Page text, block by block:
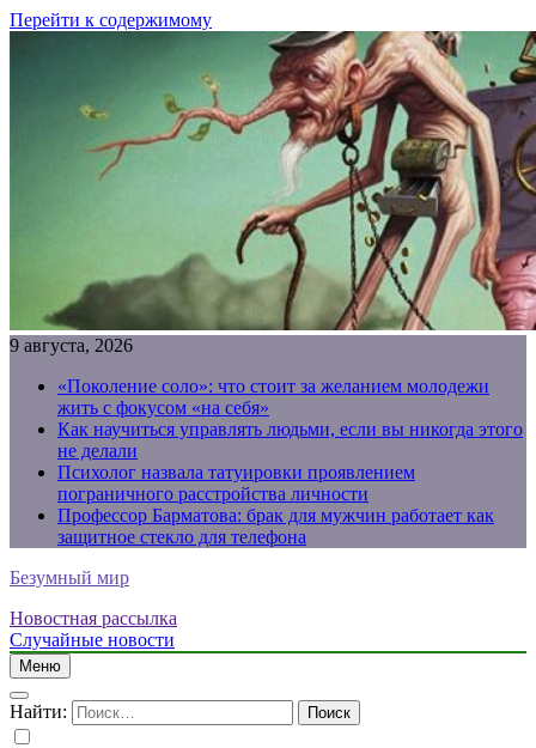
Перейти к содержимому
9 августа, 2026
«Поколение соло»: что стоит за желанием молодежи
жить с фокусом «на себя»
Как научиться управлять людьми, если вы никогда этого
не делали
Психолог назвала татуировки проявлением
пограничного расстройства личности
Профессор Барматова: брак для мужчин работает как
защитное стекло для телефона
Безумный мир
Новостная рассылка
Случайные новости
Меню
Найти: